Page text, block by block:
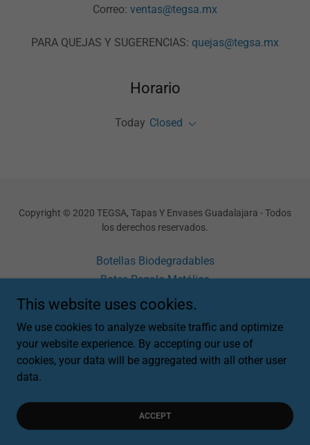
Correo: ventas@tegsa.mx
PARA QUEJAS Y SUGERENCIAS: quejas@tegsa.mx
Horario
Today Closed
Copyright © 2020 TEGSA, Tapas Y Envases Guadalajara - Todos
los derechos reservados.
Botellas Biodegradables
Botes Regalo Metálico
Cajas Metálicas Regalo
PANTONES
This website uses cookies.
We use cookies to analyze website traffic and optimize
your website experience. By accepting our use of
cookies, your data will be aggregated with all other user
data.
ACCEPT